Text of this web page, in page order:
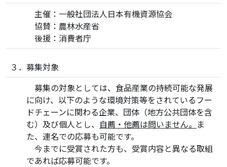
主催：一般社団法人日本有機資源協会
協賛：農林水産省
後援：消費者庁
３．募集対象
募集の対象としては、食品産業の持続可能な発展
に向け、以下のような環境対策等をされているフー
ドチェーンに関わる企業、団体（地方公共団体を含
む）及び個人とし、 自薦・他薦は問いません。 ま
た、連名での応募も可能です。
今までに受賞された方も、受賞内容と異なる取組
であれば応募可能です。